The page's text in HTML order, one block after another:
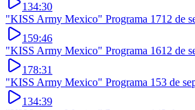
134:30
"KISS Army Mexico" Programa 1712 de
159:46
"KISS Army Mexico" Programa 1612 de
178:31
"KISS Army Mexico" Programa 153 de
134:39